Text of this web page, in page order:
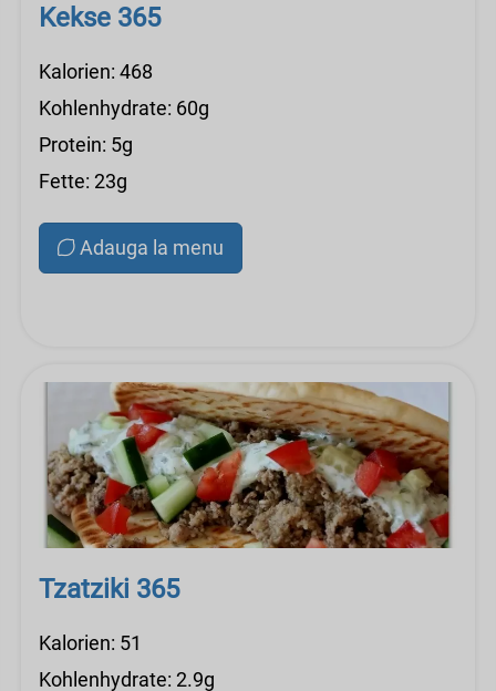
Kekse 365
Kalorien: 468
Kohlenhydrate: 60g
Protein: 5g
Fette: 23g
Adauga la menu
Tzatziki 365
Kalorien: 51
Kohlenhydrate: 2.9g